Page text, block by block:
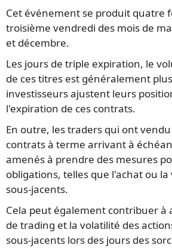
Cet événement se produit quatre
troisième vendredi des mois de
et décembre.
Les jours de triple expiration, le
de ces titres est généralement
investisseurs ajustent leurs
l'expiration de ces contrats.
En outre, les traders qui ont
contrats à terme arrivant à
amenés à prendre des mesures
obligations, telles que l'achat ou
sous-jacents.
Cela peut également contribuer à
de trading et la volatilité des
sous-jacents lors des jours des